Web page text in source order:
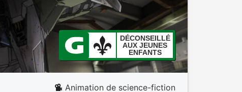
DÉCONSEILLÉ
AUX JEUNES
ENFANTS
Animation de science-fiction